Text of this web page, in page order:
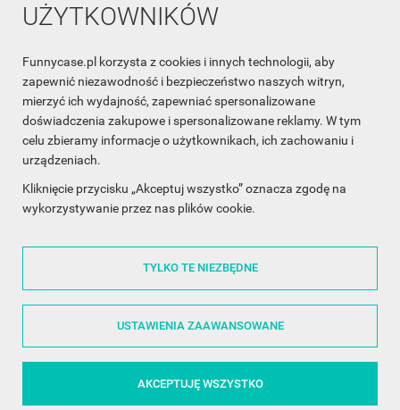
UŻYTKOWNIKÓW
Funnycase.pl korzysta z cookies i innych technologii, aby
zapewnić niezawodność i bezpieczeństwo naszych witryn,
mierzyć ich wydajność, zapewniać spersonalizowane
doświadczenia zakupowe i spersonalizowane reklamy. W tym
celu zbieramy informacje o użytkownikach, ich zachowaniu i
urządzeniach.
Kliknięcie przycisku „Akceptuj wszystko” oznacza zgodę na
wykorzystywanie przez nas plików cookie.
TYLKO TE NIEZBĘDNE
USTAWIENIA ZAAWANSOWANE
AKCEPTUJĘ WSZYSTKO
INFORMACJA O SKLEPIE
INFORMACJE
OBSŁUGA KLIENTA
WSPÓŁPRACA
ŚLEDŹ NAS NA FACEBOOKU
Made with❤in Poland